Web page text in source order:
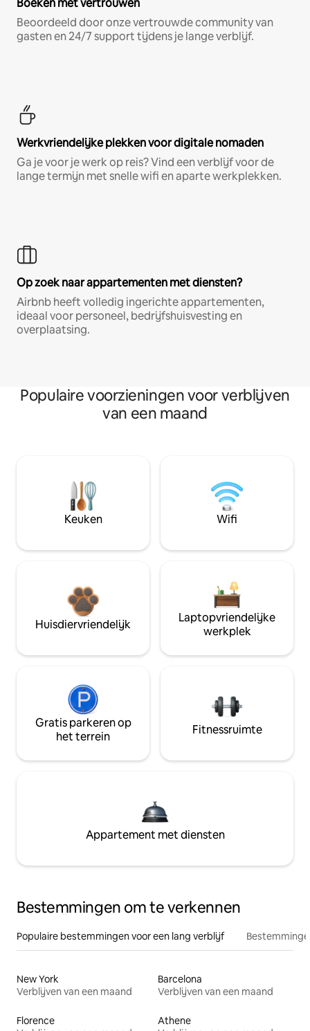
Boeken met vertrouwen
Beoordeeld door onze vertrouwde community van
gasten en 24/7 support tijdens je lange verblijf.
Werkvriendelijke plekken voor digitale nomaden
Ga je voor je werk op reis? Vind een verblijf voor de
lange termijn met snelle wifi en aparte werkplekken.
Op zoek naar appartementen met diensten?
Airbnb heeft volledig ingerichte appartementen,
ideaal voor personeel, bedrijfshuisvesting en
overplaatsing.
Populaire voorzieningen voor verblijven
van een maand
Keuken Wifi
Huisdiervriendelijk
Laptopvriendelijke
werkplek
Gratis parkeren op
het terrein
Fitnessruimte
Appartement met diensten
Bestemmingen om te verkennen
Populaire bestemmingen voor een lang verblijf
New York
Verblijven van een maand
Barcelona
Verblijven van een maand
Florence
Athene